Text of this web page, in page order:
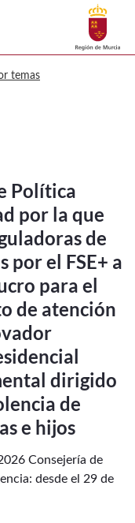
Buscar
temas
Política
por la que
de
por el FSE+ a
para el
de atención
dirigido
de
e hijos
Consejería de
desde el 29 de